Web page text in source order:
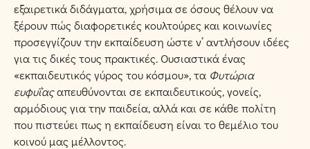
εξαιρετικά διδάγματα, χρήσιμα σε όσους θέλουν να
ξέρουν πώς διαφορετικές κουλτούρες και κοινωνίες
προσεγγίζουν την εκπαίδευση ώστε ν’ αντλήσουν ιδέες
για τις δικές τους πρακτικές. Ουσιαστικά ένας
«εκπαιδευτικός γύρος του κόσμου», τα Φυτώρια
ευφυΐαςαπευθύνονται σε εκπαιδευτικούς, γονείς,
αρμόδιους για την παιδεία, αλλά και σε κάθε πολίτη
που πιστεύει πως η εκπαίδευση είναι το θεμέλιο του
κοινού μας μέλλοντος.